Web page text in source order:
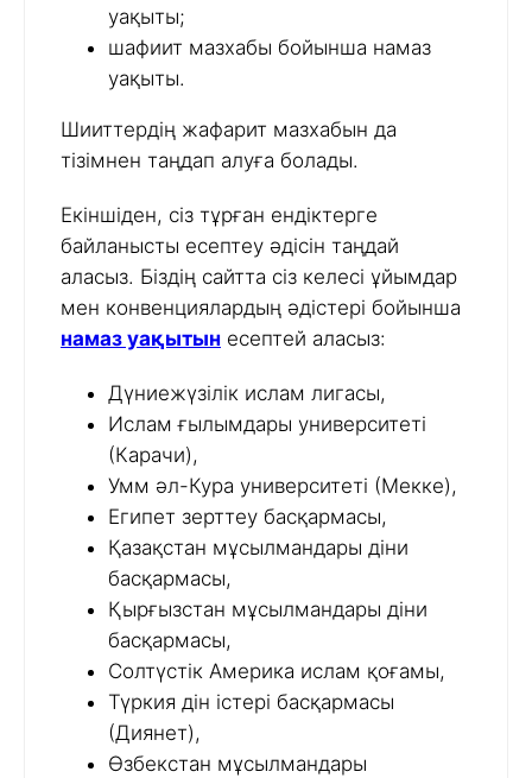
уақыты;
шафиит мазхабы бойынша намаз
уақыты.
Шииттердің жафарит мазхабын да
тізімнен таңдап алуға болады.
Екіншіден, сіз тұрған ендіктерге
байланысты есептеу әдісін таңдай
аласыз. Біздің сайтта сіз келесі ұйымдар
мен конвенциялардың әдістері бойынша
намаз уақытын есептей аласыз:
Дүниежүзілік ислам лигасы,
Ислам ғылымдары университеті
(Карачи),
Умм әл-Кура университеті (Мекке),
Египет зерттеу басқармасы,
Қазақстан мұсылмандары діни
басқармасы,
Қырғызстан мұсылмандары діни
басқармасы,
Солтүстік Америка ислам қоғамы,
Түркия дін істері басқармасы
(Диянет),
Өзбекстан мұсылмандары